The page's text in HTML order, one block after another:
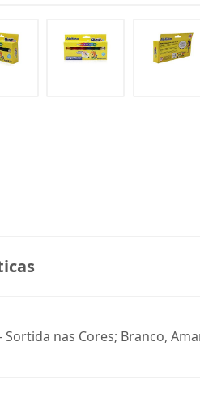
Sortida nas Cores; Branco,